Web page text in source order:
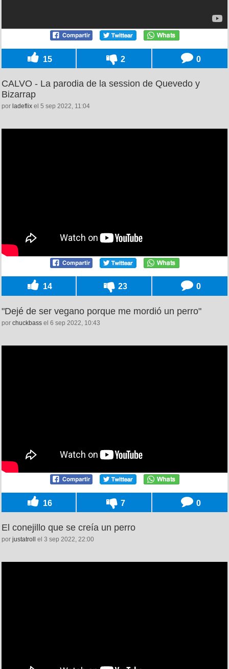
15 2 0
CALVO - La parodia de la session de Quevedo y
Bizarrap
por ladeflix el 5 sep 2022, 11:04
14 23 0
"Dejé de ser vegano porque me mordió un perro"
por chuckbass el 6 sep 2022, 10:43
16 7 0
El conejillo que se creía un perro
por justatroll el 3 sep 2022, 22:00